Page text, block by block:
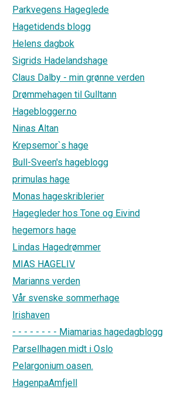
Parkvegens Hageglede
Hagetidends blogg
Helens dagbok
Sigrids Hadelandshage
Claus Dalby - min grønne verden
Drømmehagen til Gulltann
Hageblogger.no
Ninas Altan
Krepsemor`s hage
Bull-Sveen's hageblogg
primulas hage
Monas hageskriblerier
Hagegleder hos Tone og Eivind
hegemors hage
Lindas Hagedrømmer
MIAS HAGELIV
Marianns verden
Vår svenske sommerhage
Irishaven
- - - - - - - - Miamarias hagedagblogg
Parsellhagen midt i Oslo
Pelargonium oasen.
HagenpaAmfjell